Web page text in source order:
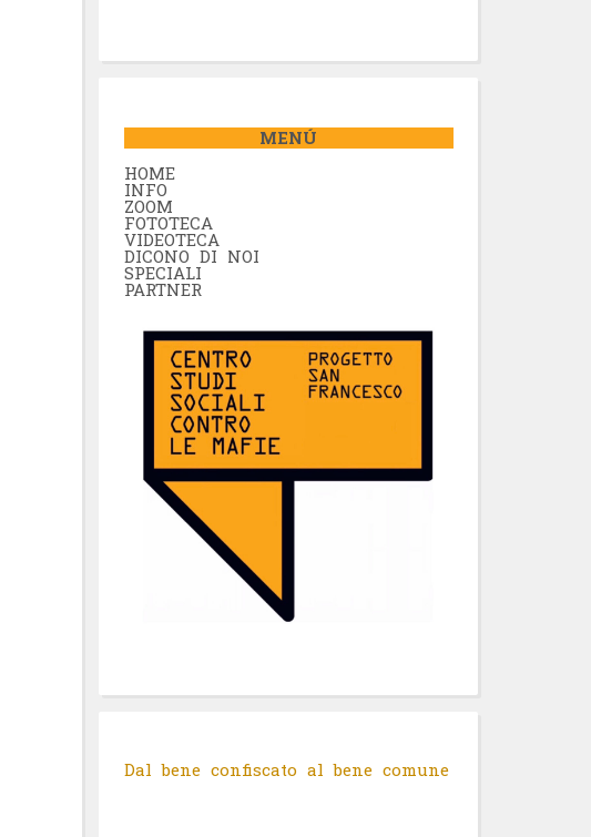
MENÚ
HOME
INFO
ZOOM
FOTOTECA
VIDEOTECA
DICONO DI NOI
SPECIALI
PARTNER
Dal bene confiscato al bene comune